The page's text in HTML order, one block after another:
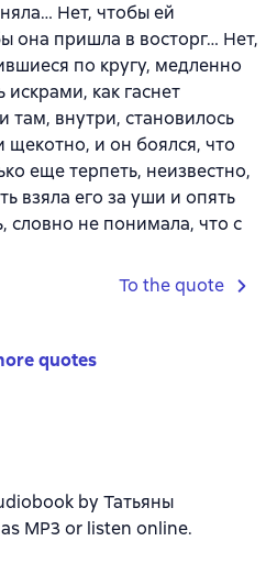
Нет, чтобы ей
она пришла в восторг… Нет,
по кругу, медленно
искрами, как гаснет
там, внутри, становилось
и он боялся, что
еще терпеть, неизвестно,
взяла его за уши и опять
словно не понимала, что с
To the quote
quotes
by Татьяны
MP3 or listen online.